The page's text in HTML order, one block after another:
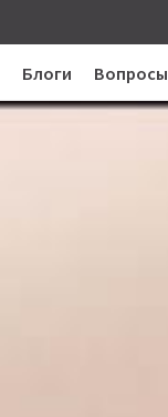
Блоги Вопросы